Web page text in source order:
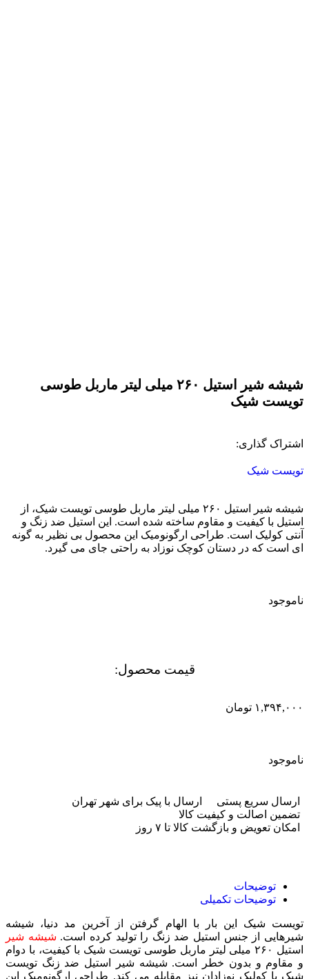
شیشه شیر استیل ۲۶۰ میلی لیتر ماربل طوسی
تویست شیک
اشتراک گذاری:
تویست شیک
شیشه شیر استیل ۲۶۰ میلی لیتر ماربل طوسی تویست شیک، از
استیل با کیفیت و مقاوم ساخته شده است. این استیل ضد زنگ و
آنتی کولیک است. طراحی ارگونومیک این محصول بی نظیر به گونه
ای است که در دستان کوچک نوزاد به راحتی جای می گیرد.
ناموجود
قیمت محصول:​
۱,۳۹۴,۰۰۰ تومان
ناموجود
ارسال سریع پستی
ارسال با پیک برای شهر تهران
تضمین اصالت و کیفیت کالا
امکان تعویض و بازگشت کالا تا ۷ روز
توضیحات
توضیحات تکمیلی
تویست شیک این بار با الهام گرفتن از آخرین مد دنیا، شیشه
شیرهایی از جنس استیل ضد زنگ را تولید کرده است. شیشه شیر
استیل ۲۶۰ میلی لیتر ماربل طوسی تویست شیک با کیفیت، با دوام
و مقاوم و بدون خطر است. شیشه شیر استیل ضد زنگ تویست
شیک با کولیک نوزادان نیز مقابله می‌ کند. طراحی ارگونومیک این